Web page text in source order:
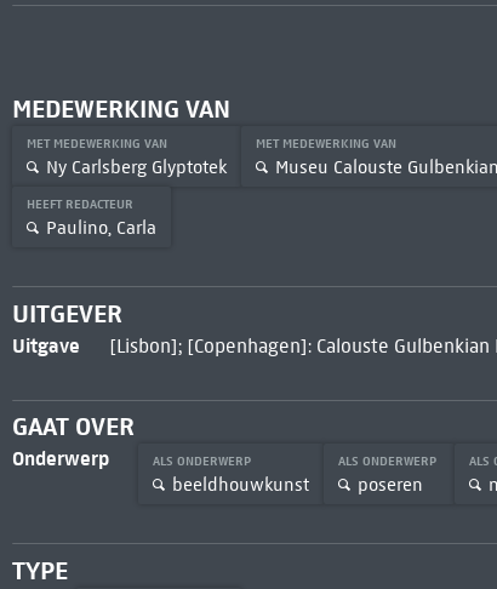
MEDEWERKING VAN
MET MEDEWERKING VAN
Ny Carlsberg Glyptotek
MET MEDEWERKING VAN
Museu Calouste Gulbenkian
HEEFT REDACTEUR
Paulino, Carla
UITGEVER
Uitgave [Lisbon]; [Copenhagen]: Calouste
GAAT OVER
Onderwerp ALS ONDERWERP
beeldhouwkunst
ALS ONDERWERP
poseren
ALS
TYPE